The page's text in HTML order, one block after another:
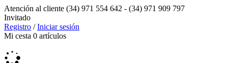
Atención al cliente (34) 971 554 642 - (34) 971 909 797
Invitado
Registro /Iniciar sesión
Mi cesta 0 artículos